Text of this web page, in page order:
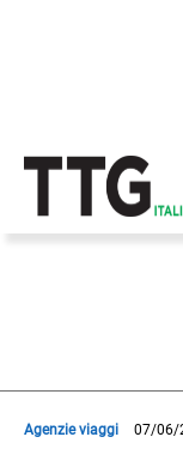
Agenzie viaggi 07/06/